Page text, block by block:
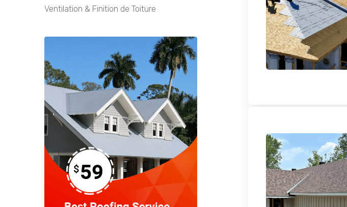
Ventilation & Finition de Toiture